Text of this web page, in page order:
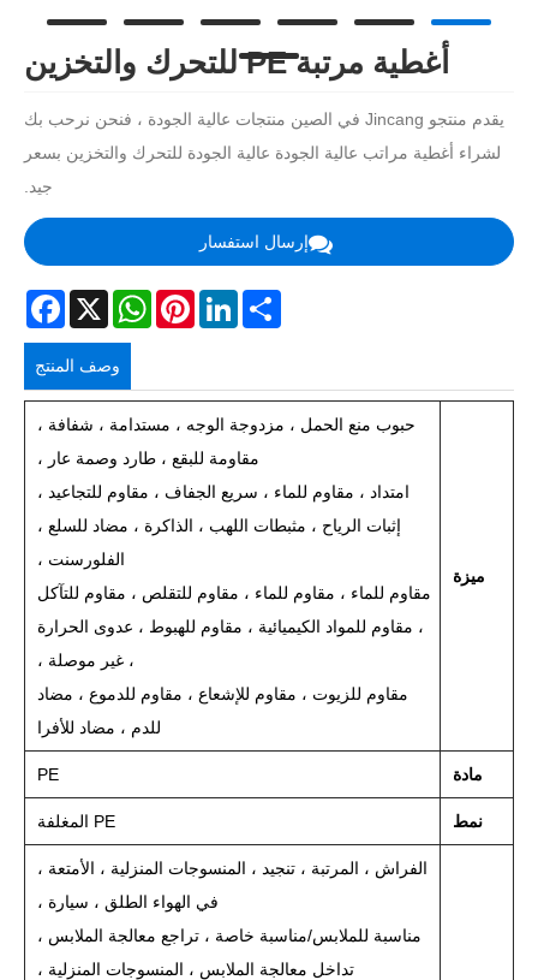
أغطية مرتبة PE للتحرك والتخزين
يقدم منتجو Jincang في الصين منتجات عالية الجودة ، فنحن نرحب بك
لشراء أغطية مراتب عالية الجودة عالية الجودة للتحرك والتخزين بسعر
جيد.
إرسال استفسار
X
WhatsAppPinterestLinkedInShare
وصف المنتج
ميزة
حبوب منع الحمل ، مزدوجة الوجه ، مستدامة ، شفافة ،
مقاومة للبقع ، طارد وصمة عار ،
امتداد ، مقاوم للماء ، سريع الجفاف ، مقاوم للتجاعيد ،
إثبات الرياح ، مثبطات اللهب ، الذاكرة ، مضاد للسلع ،
الفلورسنت ،
مقاوم للماء ، مقاوم للماء ، مقاوم للتقلص ، مقاوم للتآكل
، مقاوم للمواد الكيميائية ، مقاوم للهبوط ، عدوى الحرارة
، غير موصلة ،
مقاوم للزيوت ، مقاوم للإشعاع ، مقاوم للدموع ، مضاد
للدم ، مضاد للأفرا
مادة PE
نمط PE المغلفة
الفراش ، المرتبة ، تنجيد ، المنسوجات المنزلية ، الأمتعة ،
في الهواء الطلق ، سيارة ،
مناسبة للملابس/مناسبة خاصة ، تراجع معالجة الملابس ،
تداخل معالجة الملابس ، المنسوجات المنزلية ،